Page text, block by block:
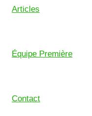
Articles
Équipe Première
Contact